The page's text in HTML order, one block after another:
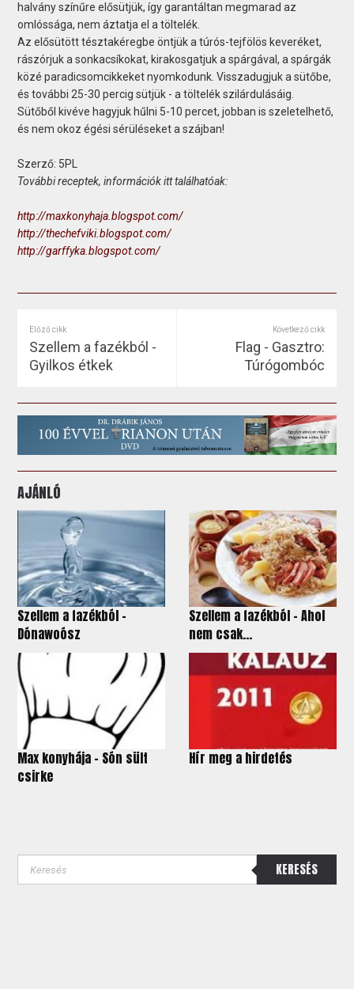
halvány színűre elősütjük, így garantáltan megmarad az
omlóssága, nem áztatja el a töltelék.
Az elősütött tésztakéregbe öntjük a túrós-tejfölös keveréket,
rászórjuk a sonkacsíkokat, kirakosgatjuk a spárgával, a spárgák
közé paradicsomcikkeket nyomkodunk. Visszadugjuk a sütőbe,
és további 25-30 percig sütjük - a töltelék szilárdulásáig.
Sütőből kivéve hagyjuk hűlni 5-10 percet, jobban is szeletelhető,
és nem okoz égési sérüléseket a szájban!
Szerző: 5PL
További receptek, információk itt találhatóak:
http://maxkonyhaja.blogspot.com/
http://thechefviki.blogspot.com/
http://garffyka.blogspot.com/
Előző cikk
Szellem a fazékból -
Gyilkos étkek
Következő cikk
Flag - Gasztro:
Túrógombóc
AJÁNLÓ
Szellem a fazékból -
Dónawoósz
Szellem a fazékból - Ahol
nem csak...
Max konyhája - Són sült
csirke
Hír meg a hirdetés
KERESÉS